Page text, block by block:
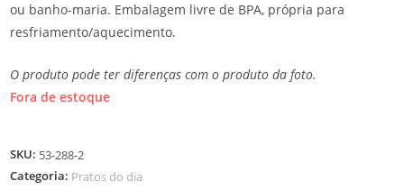
ou banho-maria. Embalagem livre de BPA, própria para
resfriamento/aquecimento.
O produto pode ter diferenças com o produto da foto.
Fora de estoque
SKU: 53-288-2
Categoria: Pratos do dia